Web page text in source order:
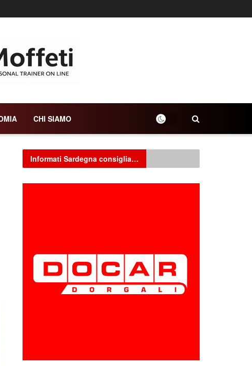
CHI SIAMO
Informati Sardegna consiglia…